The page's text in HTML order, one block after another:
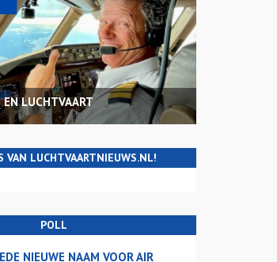
EN LUCHTVAART
VAN LUCHTVAARTNIEUWS.NL!
POLL
NIEUWE NAAM VOOR AIR